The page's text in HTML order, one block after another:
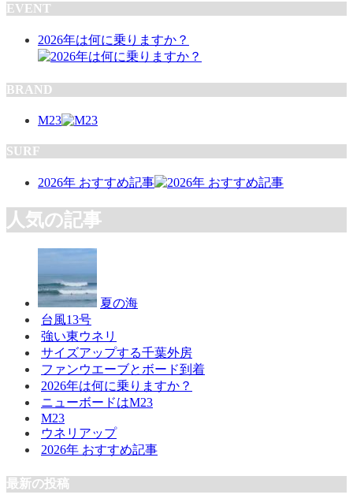
EVENT
2026年は何に乗りますか？
BRAND
M23
SURF
2026年 おすすめ記事
人気の記事
夏の海
台風13号
強い東ウネリ
サイズアップする千葉外房
ファンウエーブとボード到着
2026年は何に乗りますか？
ニューボードはM23
M23
ウネリアップ
2026年 おすすめ記事
最新の投稿